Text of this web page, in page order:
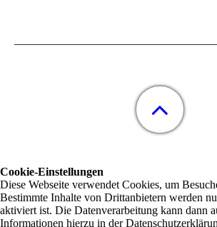
Cookie-Einstellungen
Diese Webseite verwendet Cookies, um
Bestimmte Inhalte von Drittanbietern werden
aktiviert ist. Die Datenverarbeitung kann dann
Informationen hierzu in der